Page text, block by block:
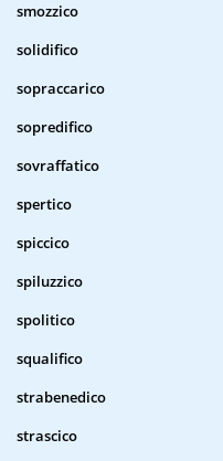
smozzico
solidifico
sopraccarico
sopredifico
sovraffatico
spertico
spiccico
spiluzzico
spolitico
squalifico
strabenedico
strascico